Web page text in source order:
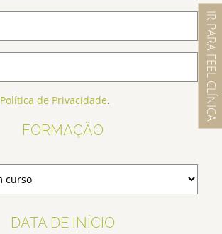
IR PARA FEEL CLÍNICA
Política de Privacidade.
FORMAÇÃO
DATA DE INÍCIO